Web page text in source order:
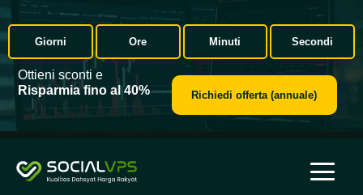
Giorni Ore Minuti Secondi
Ottieni sconti e
Risparmia fino al 40%
Richiedi offerta (annuale)